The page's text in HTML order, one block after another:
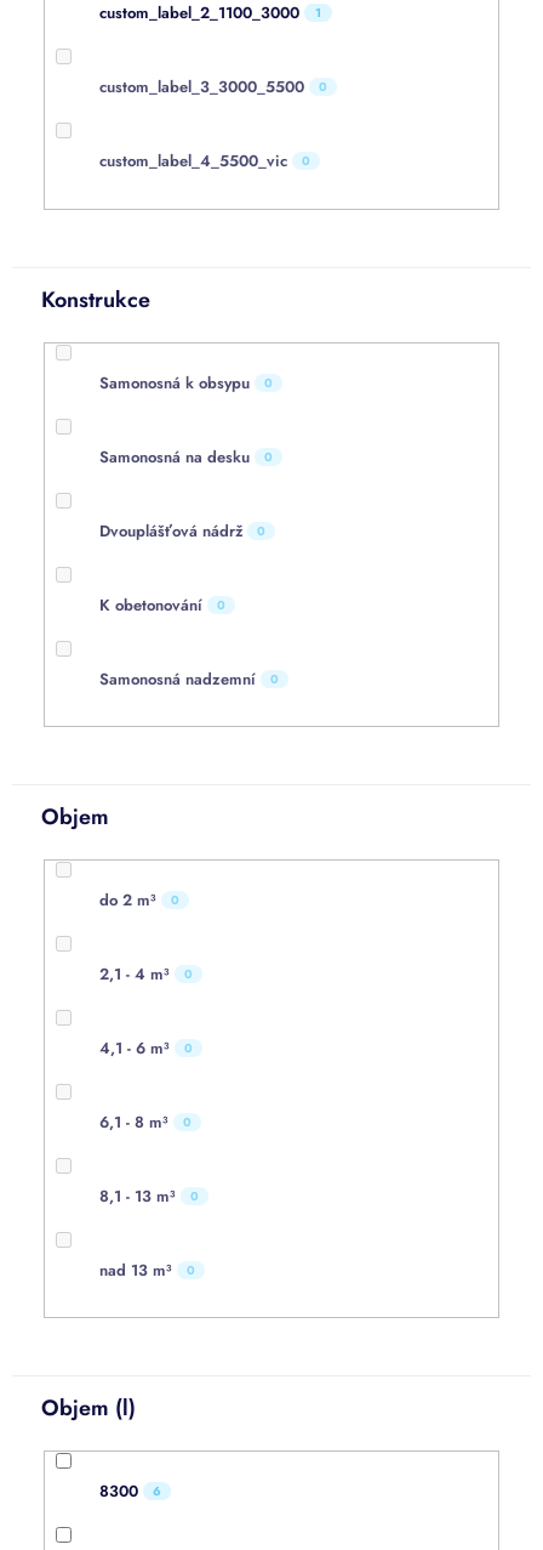
custom_label_2_1100_3000 1
custom_label_3_3000_5500 0
custom_label_4_5500_vic 0
Konstrukce
Samonosná k obsypu 0
Samonosná na desku 0
Dvouplášťová nádrž 0
K obetonování 0
Samonosná nadzemní 0
Objem
do 2 m³ 0
2,1 - 4 m³ 0
4,1 - 6 m³ 0
6,1 - 8 m³ 0
8,1 - 13 m³ 0
nad 13 m³ 0
Objem (l)
8300 6